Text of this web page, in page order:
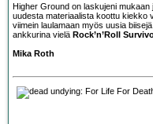
Higher Ground on laskujeni
uudesta materiaalista koottu kiekko
viimein laulamaan myös uusia
ankkurina vielä Rock’n’Roll
Mika Roth